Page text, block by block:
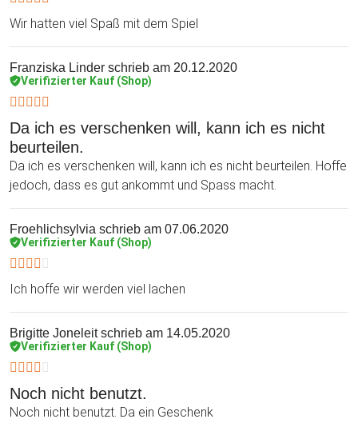
Wir hatten viel Spaß mit dem Spiel
Franziska Linder schrieb am 20.12.2020
Verifizierter Kauf (Shop)
Da ich es verschenken will, kann ich es nicht
beurteilen.
Da ich es verschenken will, kann ich es nicht beurteilen. Hoffe
jedoch, dass es gut ankommt und Spass macht.
Froehlichsylvia schrieb am 07.06.2020
Verifizierter Kauf (Shop)
Ich hoffe wir werden viel lachen
Brigitte Joneleitschrieb am 14.05.2020
Verifizierter Kauf (Shop)
Noch nicht benutzt.
Noch nicht benutzt. Da ein Geschenk